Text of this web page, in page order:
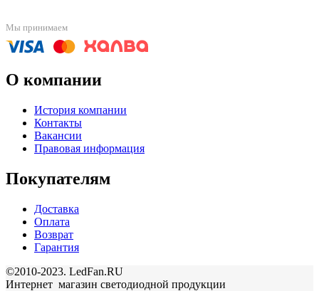
Мы принимаем
О компании
История компании
Контакты
Вакансии
Правовая информация
Покупателям
Доставка
Оплата
Возврат
Гарантия
©2010-2023. LedFan.RU
Интернет магазин светодиодной продукции